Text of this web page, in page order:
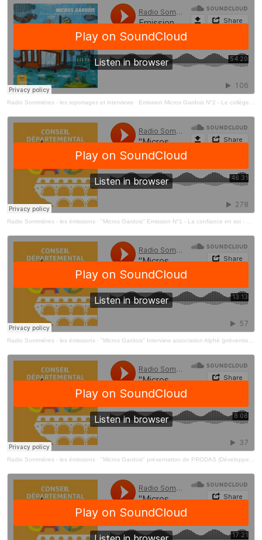
Radio Sommières - les reportages et interviews · Emission Micros Gardois N°2 - Le collège Idéal
Radio Sommières - les émissions · "Micros Gardois" Emission N°1 - La confiance en soi - CDJ Gard
Radio Sommières - les émissions · "Micros Gardois" Interview association Alphé (prévention du harcèlement) - CDJ du Gard
Radio Sommières - les émissions · "Micros Gardois" présentation de PRODAS (Développement Affectif et Social) - CDJ du Gard